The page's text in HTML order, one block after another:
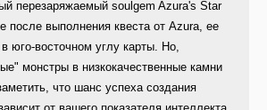
перезаряжаемый soulgem Azura's Star
после выполнения квеста от Azura, ее
юго-восточном углу карты. Но,
монстры в низкокачественные камни
что шанс успеха создания